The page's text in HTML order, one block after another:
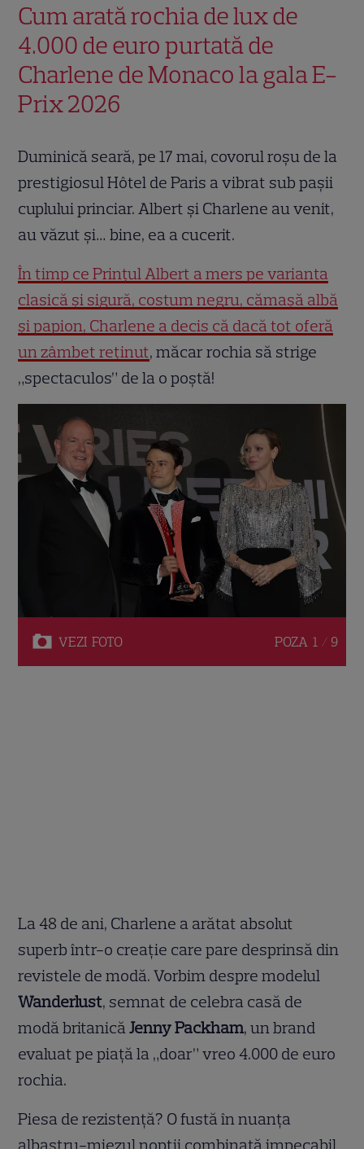
Cum arată rochia de lux de
4.000 de euro purtată de
Charlene de Monaco la gala E-
Prix 2026
Duminică seară, pe 17 mai, covorul roșu de la
prestigiosul Hôtel de Paris a vibrat sub pașii
cuplului princiar. Albert și Charlene au venit,
au văzut și… bine, ea a cucerit.
În timp ce Prințul Albert a mers pe varianta
clasică și sigură, costum negru, cămașă albă
și papion, Charlene a decis că dacă tot oferă
un zâmbet reținut, măcar rochia să strige
„spectaculos” de la o poștă!
VEZI FOTO POZA 1 / 9
La 48 de ani, Charlene a arătat absolut
superb într-o creație care pare desprinsă din
revistele de modă. Vorbim despre modelul
Wanderlust, semnat de celebra casă de
modă britanicăJenny Packham, un brand
evaluat pe piață la „doar” vreo 4.000 de euro
rochia.
Piesa de rezistență? O fustă în nuanța
albastru-miezul nopții combinată impecabil